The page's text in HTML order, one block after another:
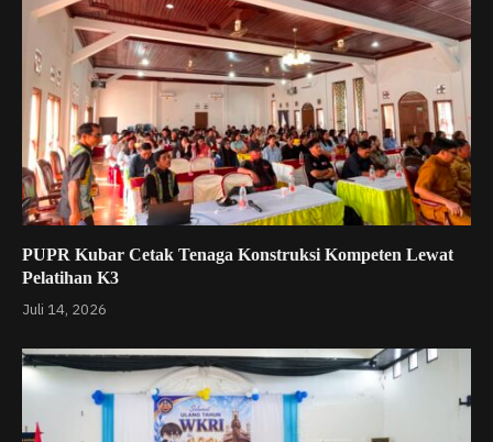
PUPR Kubar Cetak Tenaga Konstruksi Kompeten Lewat
Pelatihan K3
Juli 14, 2026